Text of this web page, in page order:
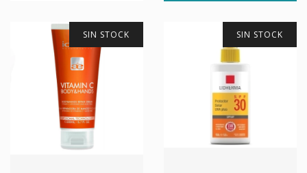
SIN STOCK SIN STOCK